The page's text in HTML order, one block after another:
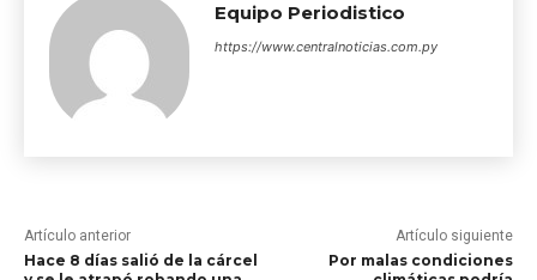
Equipo Periodistico
https://www.centralnoticias.com.py
Artículo anterior
Hace 8 días salió de la cárcel
Artículo siguiente
Por malas condiciones